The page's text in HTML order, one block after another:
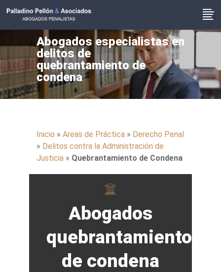
Abogados especialistas en
delitos de
quebrantamiento de
condena
Inicio » Areas de Práctica » Derecho Penal
» Delitos contra la Administración de
Justicia » Quebrantamiento de Condena
Abogados
quebrantamiento
de condena